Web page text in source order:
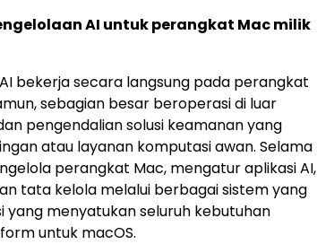
AI untuk perangkat Mac milik
bekerja secara langsung pada perangkat
sebagian besar beroperasi di luar
pengendalian solusi keamanan yang
atau layanan komputasi awan. Selama
perangkat Mac, mengatur aplikasi AI,
tata kelola melalui berbagai sistem yang
yang menyatukan seluruh kebutuhan
untuk macOS.